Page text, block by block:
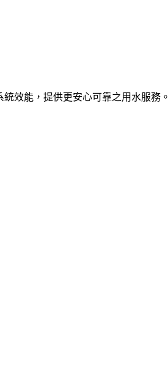
效能，提供更安心可靠之用水服務。